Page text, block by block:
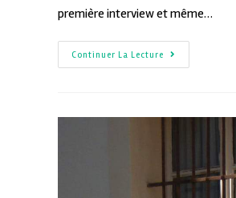
première interview et même…
Continuer La Lecture